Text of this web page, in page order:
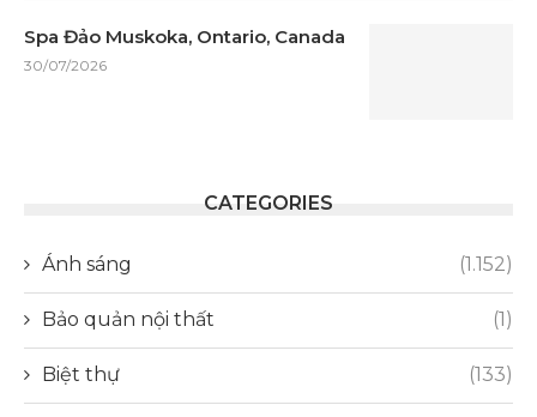
Spa Đảo Muskoka, Ontario, Canada
30/07/2026
CATEGORIES
Ánh sáng (1.152)
Bảo quản nội thất (1)
Biệt thự (133)